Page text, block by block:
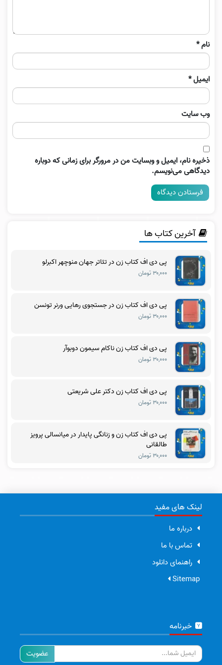
نام*
ایمیل*
وب‌ سایت
ذخیره نام، ایمیل و وبسایت من در مرورگر برای زمانی که دوباره
دیدگاهی می‌نویسم.
آخرین کتاب ها
پی دی اف کتاب زن در تئاتر جهان منوچهر اکبرلو
۳۰,۰۰۰ تومان
پی دی اف کتاب زن در جستجوی رهایی ورنر تونسن
۳۰,۰۰۰ تومان
پی دی اف کتاب زن ناکام سیمون دوبوآر
۳۰,۰۰۰ تومان
پی دی اف کتاب زن دکتر علی شریعتی
۳۰,۰۰۰ تومان
پی دی اف کتاب زن و زنانگی پایدار در میانسالی پرویز
طالقانی
۳۰,۰۰۰ تومان
لینک های مفید
درباره ما
تماس با ما
راهنمای دانلود
Sitemap
خبرنامه
ایمیل